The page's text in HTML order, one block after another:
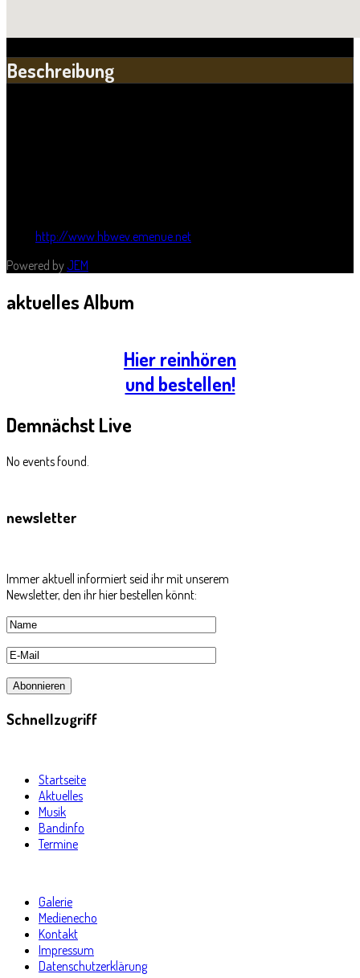
Beschreibung
http://www.hbwev.emenue.net
Powered by JEM
aktuellesAlbum
Hier reinhören
und bestellen!
DemnächstLive
No events found.
newsletter
Immer aktuell informiert seid ihr mit unserem
Newsletter, den ihr hier bestellen könnt:
Schnellzugriff
Startseite
Aktuelles
Musik
Bandinfo
Termine
Galerie
Medienecho
Kontakt
Impressum
Datenschutzerklärung